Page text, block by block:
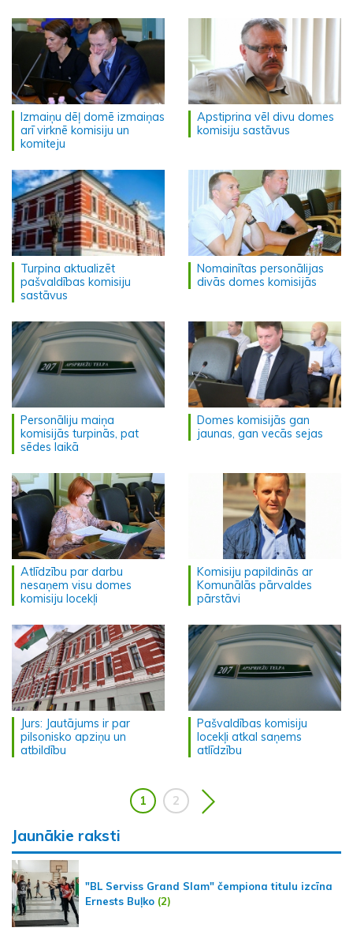
Izmaiņu dēļ domē izmaiņas
arī virknē komisiju un
komiteju
Apstiprina vēl divu domes
komisiju sastāvus
Turpina aktualizēt
pašvaldības komisiju
sastāvus
Nomainītas personālijas
divās domes komisijās
Personāliju maiņa
komisijās turpinās, pat
sēdes laikā
Domes komisijās gan
jaunas, gan vecās sejas
Atlīdzību par darbu
nesaņem visu domes
komisiju locekļi
Komisiju papildinās ar
Komunālās pārvaldes
pārstāvi
Jurs: Jautājums ir par
pilsonisko apziņu un
atbildību
Pašvaldības komisiju
locekļi atkal saņems
atlīdzību
1 2
Jaunākie raksti
"BL Serviss Grand Slam" čempiona titulu izcīna
Ernests Buļko (2)